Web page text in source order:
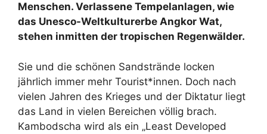
Menschen. Verlassene Tempelanlagen, wie
das Unesco-Weltkulturerbe Angkor Wat,
stehen inmitten der tropischen Regenwälder.
Sie und die schönen Sandstrände locken
jährlich immer mehr Tourist*innen. Doch nach
vielen Jahren des Krieges und der Diktatur liegt
das Land in vielen Bereichen völlig brach.
Kambodscha wird als ein „Least Developed